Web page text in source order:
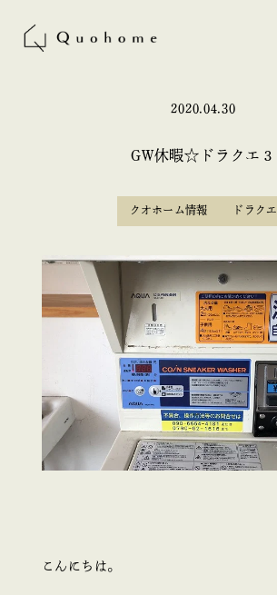
2020.04.30
GW休暇☆ドラクエ３
クオホーム情報 ドラクエ
こんにちは。